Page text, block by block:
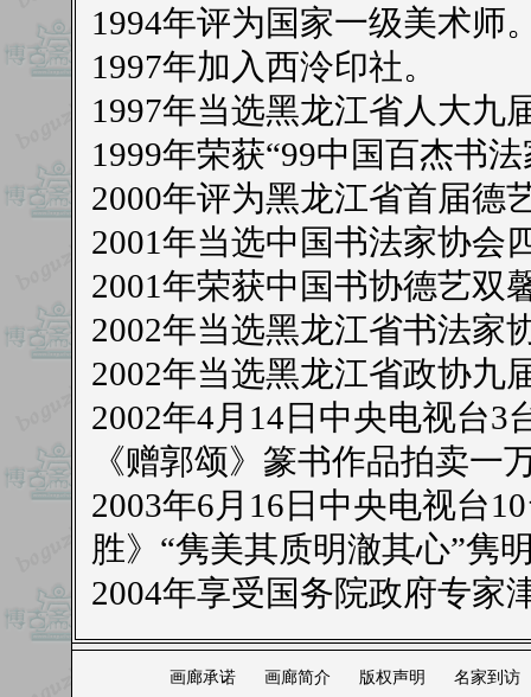
1994年评为国家一级美术师
1997年加入西泠印社。
1997年当选黑龙江省人大九
1999年荣获“99中国百杰书法
2000年评为黑龙江省首届德
2001年当选中国书法家协会
2001年荣获中国书协德艺双
2002年当选黑龙江省书法家
2002年当选黑龙江省政协九
2002年4月14日中央电视台
《赠郭颂》篆书作品拍卖一
2003年6月16日中央电视台
胜》“隽美其质明澈其心”隽
2004年享受国务院政府专家
画廊承诺 画廊简介 版权声明 名家到访